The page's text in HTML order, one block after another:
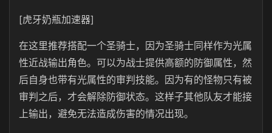
[虎牙奶瓶加速器]
在这里推荐搭配一个圣骑士，因为圣骑士同样作为光属
性近战输出角色。可以为战士提供高额的防御属性，然
后自身也带有光属性的审判技能。因为有的怪物只有被
审判之后，才会解除防御状态。这样子其他队友才能接
上输出，避免无法造成伤害的情况出现。